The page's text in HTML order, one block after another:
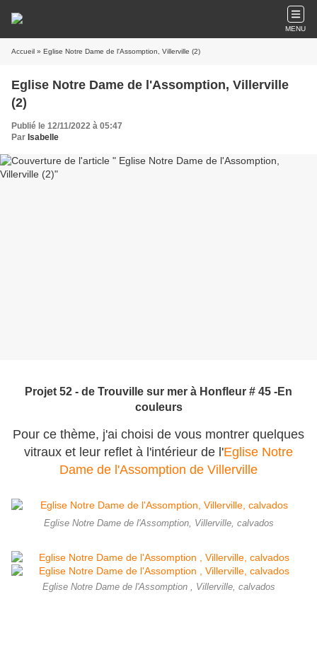
MENU
Accueil » Eglise Notre Dame de l'Assomption, Villerville (2)
Eglise Notre Dame de l'Assomption, Villerville
(2)
Publié le 12/11/2022 à 05:47
Par Isabelle
Projet 52 - de Trouville sur mer à Honfleur # 45 -En
couleurs
Pour ce thème, j'ai choisi de vous montrer quelques
vitraux et leur reflet à l'intérieur de l'Eglise Notre
Dame de l'Assomption de Villerville
Eglise Notre Dame de l'Assomption, Villerville, calvados
Eglise Notre Dame de l'Assomption , Villerville, calvados